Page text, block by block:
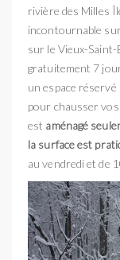
rivière des Milles
incontournable
sur le Vieux-
gratuitement 7
un espace
pour chausser
est aménagé
la surface est
au vendredi et de